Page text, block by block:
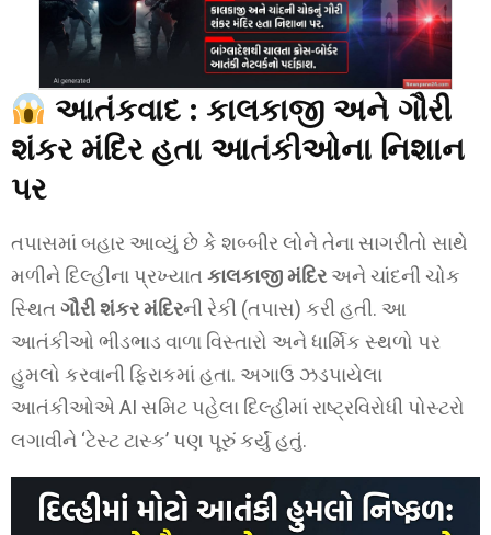
આતંકવાદ : કાલકાજી અને ગૌરી
શંકર મંદિર હતા આતંકીઓના નિશાન
પર
તપાસમાં બહાર આવ્યું છે કે શબ્બીર લોને તેના સાગરીતો સાથે
મળીને દિલ્હીના પ્રખ્યાત કાલકાજી મંદિરઅને ચાંદની ચોક
સ્થિત ગૌરી શંકર મંદિરની રેકી (તપાસ) કરી હતી. આ
આતંકીઓ ભીડભાડ વાળા વિસ્તારો અને ધાર્મિક સ્થળો પર
હુમલો કરવાની ફિરાકમાં હતા. અગાઉ ઝડપાયેલા
આતંકીઓએ AI સમિટ પહેલા દિલ્હીમાં રાષ્ટ્રવિરોધી પોસ્ટરો
લગાવીને ‘ટેસ્ટ ટાસ્ક’ પણ પૂરું કર્યું હતું.